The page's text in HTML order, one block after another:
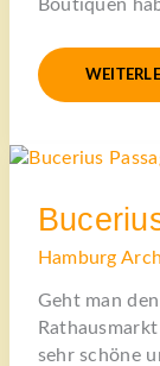
Boutiquen
Hamburg
Geht man
sehr schöne
BUCERIUS
PASSAGE